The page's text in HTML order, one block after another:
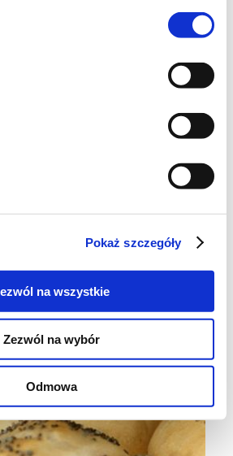
Pokaż szczegóły
na wszystkie
Zezwól na wybór
Odmowa
kulkę, lekko spłaszczyć,
przykryć i zostawić do
minut, nie dłużej bo się
stracą konsystencję
do 225 stopni C piekarniku
Wystudzić na drucianej